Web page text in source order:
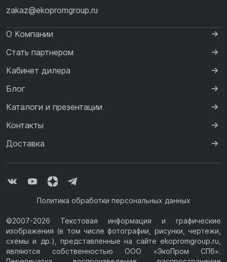
zakaz@ekopromgroup.ru
О Компании
Стать партнером
Кабинет дилера
Блог
Каталоги и презентации
Контакты
Доставка
Политика обработки персональных данных
©2007-2026 Текстовая информация и графические
изображения (в том числе фотографии, рисунки, чертежи,
схемы и др.), представленные на сайте ekopromgroup.ru,
являются собственностью ООО «ЭкоПром СПб».